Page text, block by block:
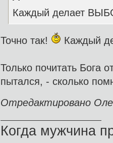
Каждый делает
Точно так! Каждый
Только почитать Бога
пытался, - сколько
Отредактировано
Когда мужчина